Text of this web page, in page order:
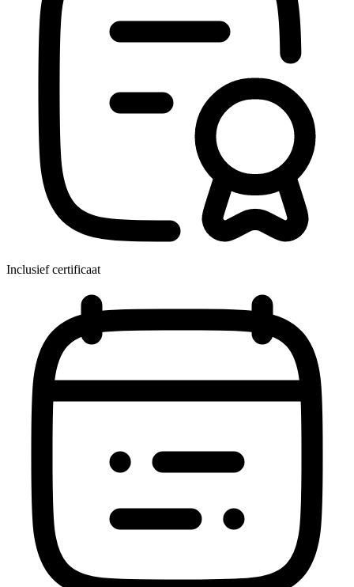
Inclusief certificaat